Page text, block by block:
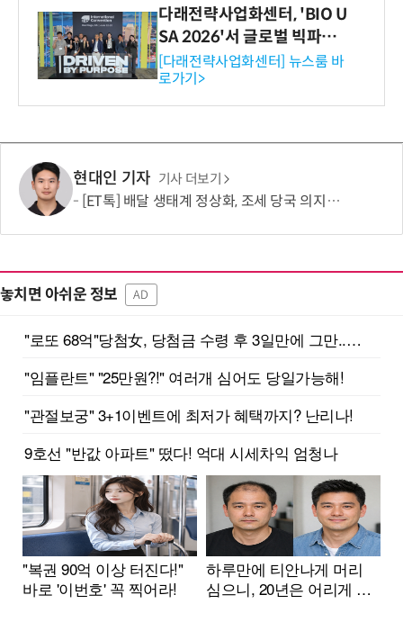
다래전략사업화센터, 'BIO U
SA 2026'서 글로벌 빅파마
와의 비즈니스 미팅 지원…K
-바이오 해외 진출 교두보 확
보
[다래전략사업화센터] 뉴스룸 바
로가기>
현대인 기자 기사 더보기
[ET톡] 배달 생태계 정상화, 조세 당국 의지에 달렸다
놓치면 아쉬운 정보 AD